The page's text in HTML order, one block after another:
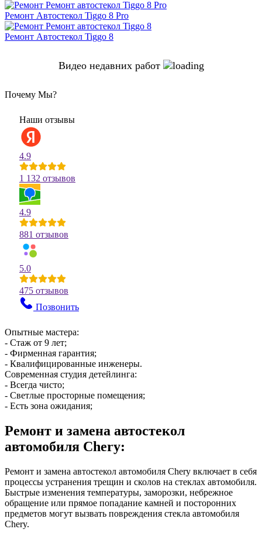
Ремонт Автостекол Tiggo 8 Pro
Ремонт Автостекол Tiggo 8
Видео недавних работ
Почему Мы?
Наши отзывы
4.9
1 132 отзывов
4.9
881 отзывов
5.0
475 отзывов
Позвонить
Опытные мастера:
- Стаж от 9 лет;
- Фирменная гарантия;
- Квалифицированные инженеры.
Современная студия детейлинга:
- Всегда чисто;
- Светлые просторные помещения;
- Есть зона ожидания;
Ремонт и замена автостекол
автомобиля Chery:
Ремонт и замена автостекол автомобиля Chery включает в себя
процессы устранения трещин и сколов на стеклах автомобиля.
Быстрые изменения температуры, заморозки, небрежное
обращение или прямое попадание камней и посторонних
предметов могут вызвать повреждения стекла автомобиля
Chery.